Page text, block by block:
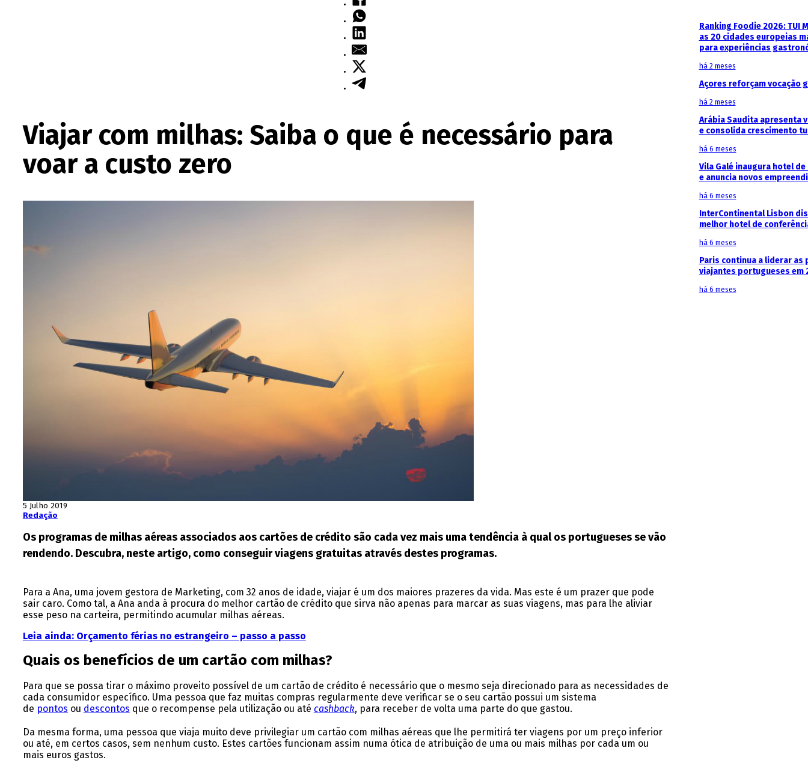
Viajar com milhas: Saiba o que é necessário para
voar a custo zero
5 Julho 2019
Redação
Os programas de milhas aéreas associados aos cartões de crédito são cada vez mais uma tendência à qual os portugueses se vão
rendendo. Descubra, neste artigo, como conseguir viagens gratuitas através destes programas.
Para a Ana, uma jovem gestora de Marketing, com 32 anos de idade, viajar é um dos maiores prazeres da vida. Mas este é um prazer que pode
sair caro. Como tal, a Ana anda à procura do melhor cartão de crédito que sirva não apenas para marcar as suas viagens, mas para lhe aliviar
esse peso na carteira, permitindo acumular milhas aéreas.
Leia ainda:Orçamento férias no estrangeiro – passo a passo
Quais os benefícios de um cartão com milhas?
Para que se possa tirar o máximo proveito possível de um cartão de crédito é necessário que o mesmo seja direcionado para as necessidades de
cada consumidor específico. Uma pessoa que faz muitas compras regularmente deve verificar se o seu cartão possui um sistema
de pontos ou descontos que o recompense pela utilização ou até cashback, para receber de volta uma parte do que gastou.
Da mesma forma, uma pessoa que viaja muito deve privilegiar um cartão com milhas aéreas que lhe permitirá ter viagens por um preço inferior
ou até, em certos casos, sem nenhum custo. Estes cartões funcionam assim numa ótica de atribuição de uma ou mais milhas por cada um ou
mais euros gastos.
Ranking Foodie 2026: TUI
as 20 cidades europeias
para experiências
há 2 meses
Açores reforçam vocação
há 2 meses
Arábia Saudita apresenta
e consolida crescimento
há 6 meses
Vila Galé inaugura hotel de
e anuncia novos
há 6 meses
InterContinental Lisbon
melhor hotel de
há 6 meses
Paris continua a liderar as
viajantes portugueses em
há 6 meses